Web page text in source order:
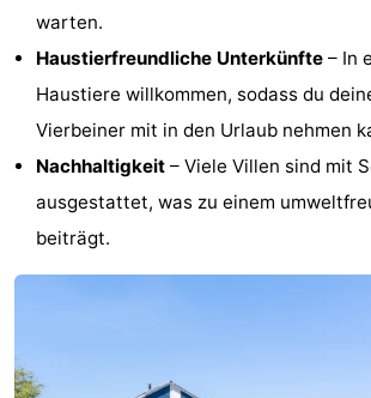
Aussichtspunkte
Attraktionen
Rundfahrten
Bauernhöfe
Spielplätze
Führungen
warten.
Haustierfreundliche Unterkünfte – In
Haustiere willkommen, sodass du
Vierbeiner mit in den Urlaub nehmen
Nachhaltigkeit – Viele Villen sind mit
ausgestattet, was zu einem
beiträgt.